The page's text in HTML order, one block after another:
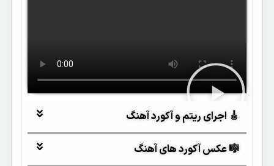
🎸 اجرای ریتم و آکورد آهنگ
🎼 عکس آکورد های آهنگ